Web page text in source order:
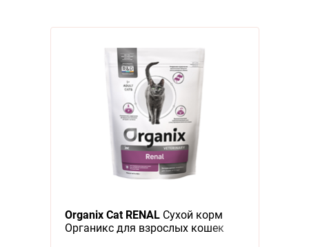
Organix Cat RENALСухой корм
Органикс для взрослых кошек